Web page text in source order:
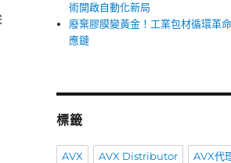
術開啟自動化新局
廢棄膠膜變黃金！工業包材循環革
應鏈
標籤
AVX AVX Distributor AVX代